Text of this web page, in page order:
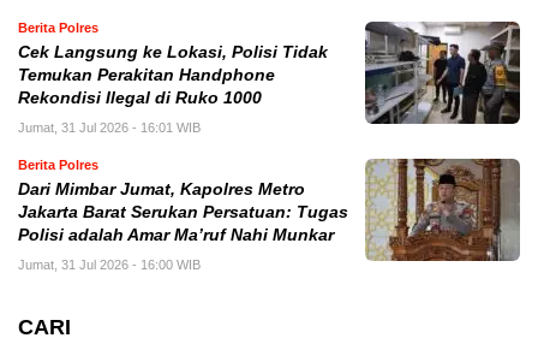
Berita Polres
Cek Langsung ke Lokasi, Polisi Tidak
Temukan Perakitan Handphone
Rekondisi Ilegal di Ruko 1000
Jumat, 31 Jul 2026 - 16:01 WIB
Berita Polres
Dari Mimbar Jumat, Kapolres Metro
Jakarta Barat Serukan Persatuan: Tugas
Polisi adalah Amar Ma’ruf Nahi Munkar
Jumat, 31 Jul 2026 - 16:00 WIB
CARI